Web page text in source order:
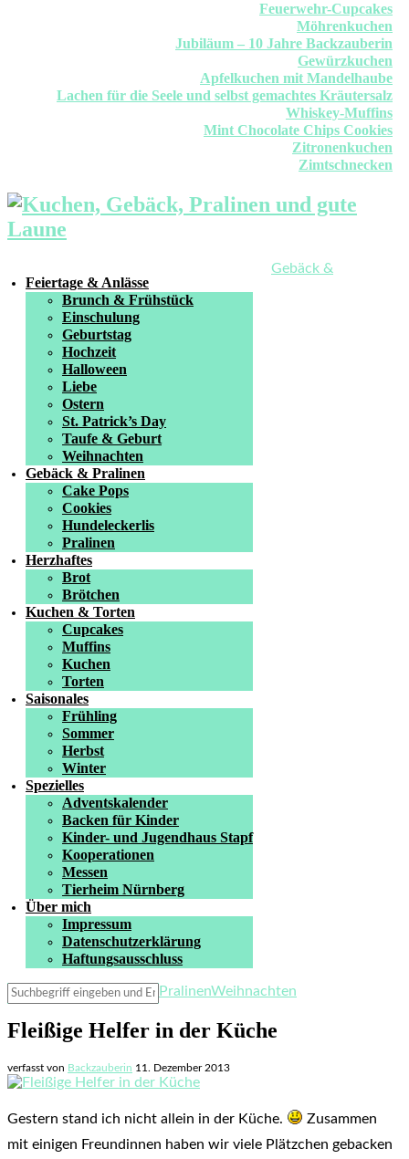
Feuerwehr-Cupcakes
Möhrenkuchen
Jubiläum – 10 Jahre Backzauberin
Gewürzkuchen
Apfelkuchen mit Mandelhaube
Lachen für die Seele und selbst gemachtes Kräutersalz
Whiskey-Muffins
Mint Chocolate Chips Cookies
Zitronenkuchen
Zimtschnecken
Feiertage & Anlässe
Brunch & Frühstück
Einschulung
Geburtstag
Hochzeit
Halloween
Liebe
Ostern
St. Patrick’s Day
Taufe & Geburt
Weihnachten
Gebäck & Pralinen
Cake Pops
Cookies
Hundeleckerlis
Pralinen
Herzhaftes
Brot
Brötchen
Kuchen & Torten
Cupcakes
Muffins
Kuchen
Torten
Saisonales
Frühling
Sommer
Herbst
Winter
Spezielles
Adventskalender
Backen für Kinder
Kinder- und Jugendhaus Stapf
Kooperationen
Messen
Tierheim Nürnberg
Über mich
Impressum
Datenschutzerklärung
Haftungsausschluss
Gebäck &
PralinenWeihnachten
Fleißige Helfer in der Küche
verfasst von Backzauberin 11. Dezember 2013
Gestern stand ich nicht allein in der Küche.
Zusammen
mit einigen Freundinnen haben wir viele Plätzchen gebacken